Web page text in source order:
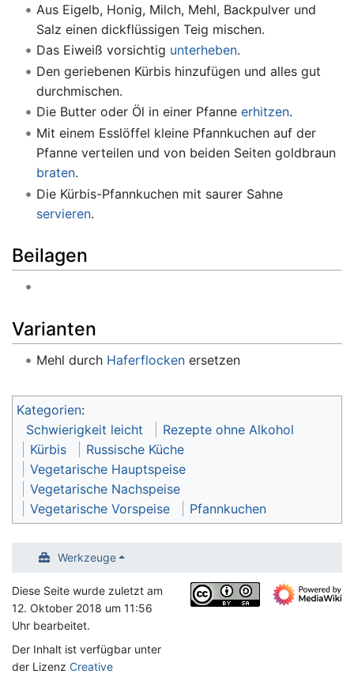
Aus Eigelb, Honig, Milch, Mehl, Backpulver und
Salz einen dickflüssigen Teig mischen.
Das Eiweiß vorsichtig unterheben.
Den geriebenen Kürbis hinzufügen und alles gut
durchmischen.
Die Butter oder Öl in einer Pfanne erhitzen.
Mit einem Esslöffel kleine Pfannkuchen auf der
Pfanne verteilen und von beiden Seiten goldbraun
braten.
Die Kürbis-Pfannkuchen mit saurer Sahne
servieren.
Beilagen
Varianten
Mehl durch Haferflockenersetzen
Kategorien:
Schwierigkeit leicht
Rezepte ohne Alkohol
Kürbis
Russische Küche
Vegetarische Hauptspeise
Vegetarische Nachspeise
Vegetarische Vorspeise
Pfannkuchen
Werkzeuge
Diese Seite wurde zuletzt am
12. Oktober 2018 um 11:56
Uhr bearbeitet.
Der Inhalt ist verfügbar unter
der Lizenz Creative